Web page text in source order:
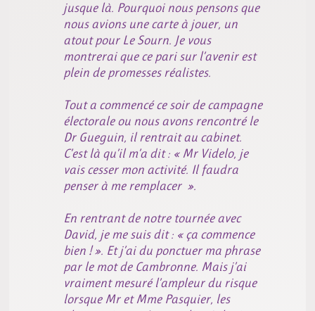
jusque là. Pourquoi nous pensons que
nous avions une carte à jouer, un
atout pour Le Sourn. Je vous
montrerai que ce pari sur l’avenir est
plein de promesses réalistes.
Tout a commencé ce soir de campagne
électorale ou nous avons rencontré le
Dr Gueguin, il rentrait au cabinet.
C’est là qu’il m’a dit : « Mr Videlo, je
vais cesser mon activité. Il faudra
penser à me remplacer ».
En rentrant de notre tournée avec
David, je me suis dit : « ça commence
bien ! ». Et j’ai du ponctuer ma phrase
par le mot de Cambronne. Mais j’ai
vraiment mesuré l’ampleur du risque
lorsque Mr et Mme Pasquier, les